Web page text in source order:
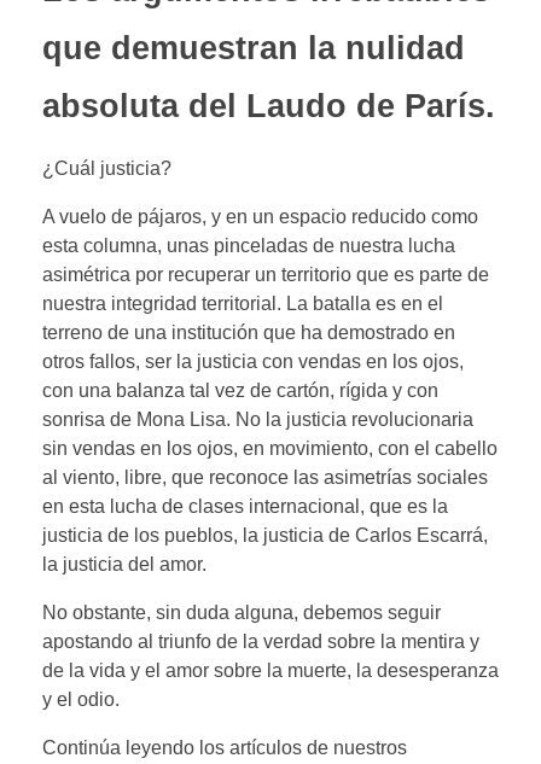
que demuestran la nulidad
absoluta del Laudo de París.
¿Cuál justicia?
A vuelo de pájaros, y en un espacio reducido como
esta columna, unas pinceladas de nuestra lucha
asimétrica por recuperar un territorio que es parte de
nuestra integridad territorial. La batalla es en el
terreno de una institución que ha demostrado en
otros fallos, ser la justicia con vendas en los ojos,
con una balanza tal vez de cartón, rígida y con
sonrisa de Mona Lisa. No la justicia revolucionaria
sin vendas en los ojos, en movimiento, con el cabello
al viento, libre, que reconoce las asimetrías sociales
en esta lucha de clases internacional, que es la
justicia de los pueblos, la justicia de Carlos Escarrá,
la justicia del amor.
No obstante, sin duda alguna, debemos seguir
apostando al triunfo de la verdad sobre la mentira y
de la vida y el amor sobre la muerte, la desesperanza
y el odio.
Continúa leyendo los artículos de nuestros